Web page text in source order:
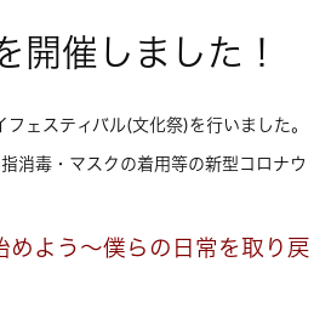
催しました！
ェスティバル(文化祭)を行いました。
消毒・マスクの着用等の新型コロナウ
めよう ～僕らの日常を取り戻